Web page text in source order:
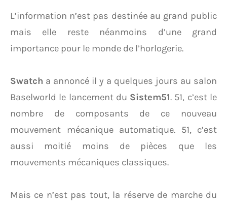
L’information n’est pas destinée au grand public
mais elle reste néanmoins d’une grand
importance pour le monde de l’horlogerie.
Swatch a annoncé il y a quelques jours au salon
Baselworld le lancement du Sistem51. 51, c’est le
nombre de composants de ce nouveau
mouvement mécanique automatique. 51, c’est
aussi moitié moins de pièces que les
mouvements mécaniques classiques.
Mais ce n’est pas tout, la réserve de marche du